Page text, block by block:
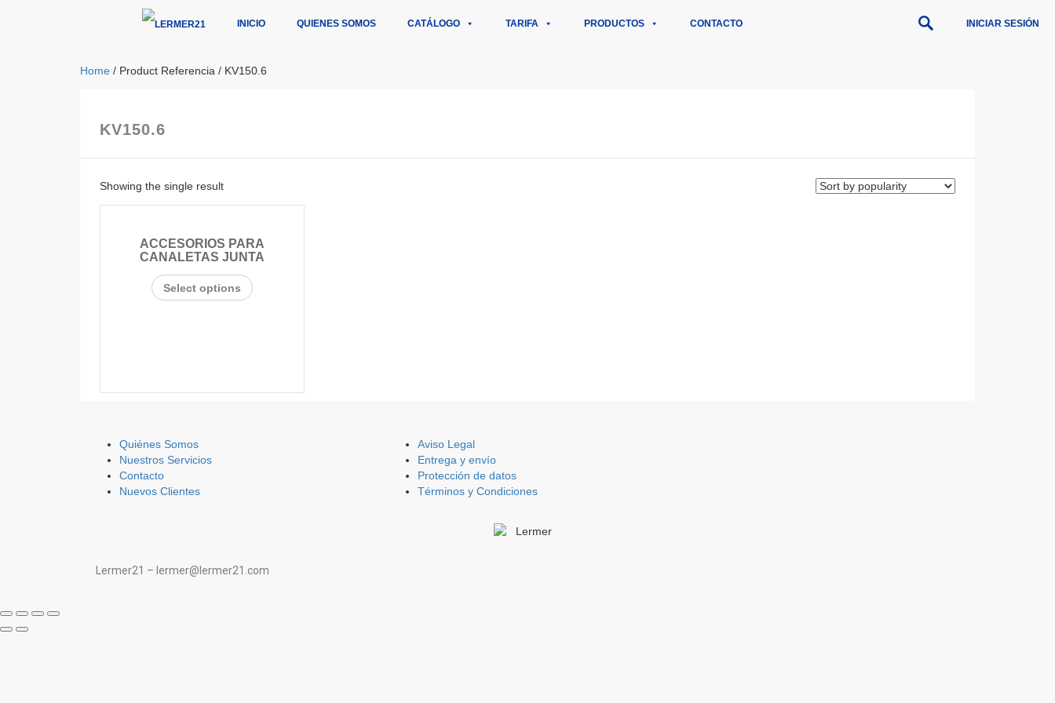
INICIO QUIENES SOMOS CATÁLOGO TARIFA PRODUCTOS CONTACTO INICIAR SESIÓN
Home / Product Referencia / KV150.6
KV150.6
Showing the single result
ACCESORIOS PARA
CANALETAS JUNTA
Select options
Quiénes Somos
Nuestros Servicios
Contacto
Nuevos Clientes
Aviso Legal
Entrega y envío
Protección de datos
Términos y Condiciones
Lermer21 – lermer@lermer21.com